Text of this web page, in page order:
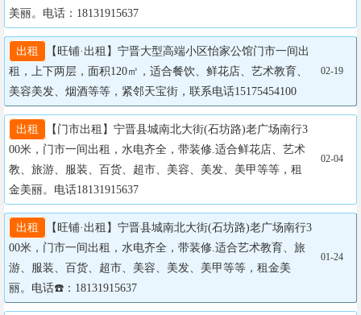
美丽。电话：18131915637
出租
【旺铺·出租】宁晋大型高端小区怡家公馆门市一间出
租，上下两层，面积120㎡，适合餐饮、鲜花店、艺术教育、
美容美发、烟酒等等，紧邻天宝街，联系电话15175454100
02-19
出租
【门市出租】宁晋县城南北大街(石坊路)老广场南行3
00米，门市一间出租，水电齐全，带装修.适合鲜花店、艺术
教、旅游、服装、百货、超市、美容、美发、美甲等等，租
金美丽。电话18131915637
02-04
出租
【旺铺·出租】宁晋县城南北大街(石坊路)老广场南行3
00米，门市一间出租，水电齐全，带装修.适合艺术教育、旅
游、服装、百货、超市、美容、美发、美甲等等，租金美
丽。电话☎️：18131915637
01-24